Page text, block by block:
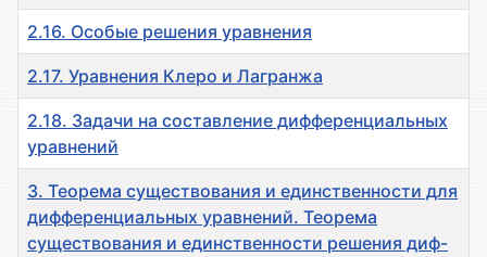
2.16. Особые решения уравнения
2.17. Уравнения Клеро и Лагранжа
2.18. Задачи на составление дифференциальных
уравнений
3. Теорема существования и единственности для
дифференциальных уравнений. Теорема
существования и единственности решения диф-